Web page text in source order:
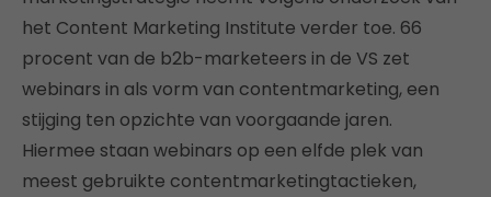
het Content Marketing Institute verder toe. 66
procent van de b2b-marketeers in de VS zet
webinars in als vorm van contentmarketing, een
stijging ten opzichte van voorgaande jaren.
Hiermee staan webinars op een elfde plek van
meest gebruikte contentmarketingtactieken,